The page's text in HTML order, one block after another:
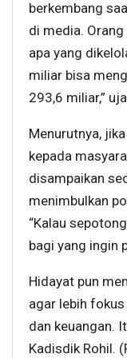
berkembang
di media.
apa yang
miliar bisa
293,6 miliar,”
Menurutnya,
kepada
disampaikan
menimbulkan
“Kalau
bagi yang ingin
Hidayat pun
agar lebih
dan keuangan.
Kadisdik Rohil.